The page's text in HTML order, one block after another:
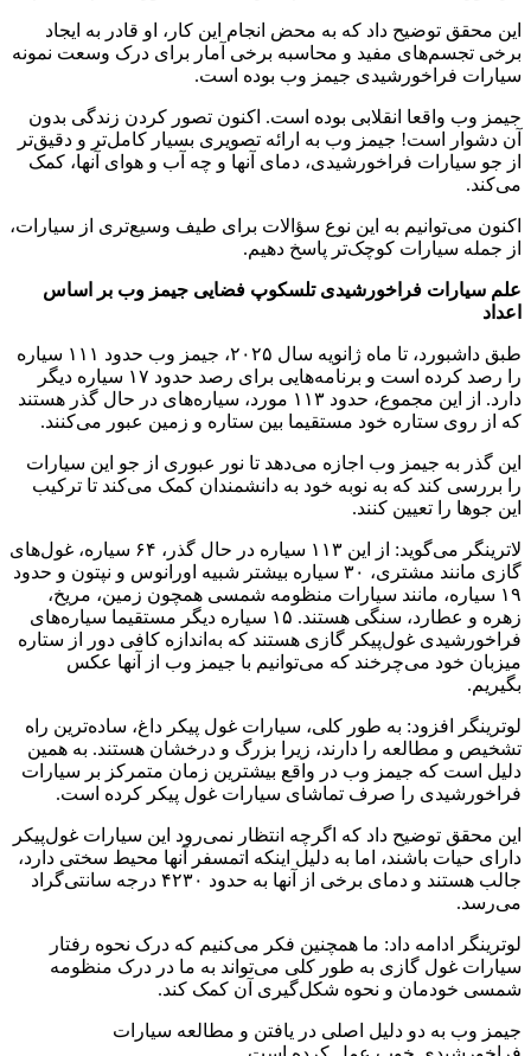
این محقق توضیح داد که به محض انجام این کار، او قادر به ایجاد
برخی تجسم‌های مفید و محاسبه برخی آمار برای درک وسعت نمونه
سیارات فراخورشیدی جیمز وب بوده است.
جیمز وب واقعا انقلابی بوده است. اکنون تصور کردن زندگی بدون
آن دشوار است! جیمز وب به ارائه تصویری بسیار کامل‌تر و دقیق‌تر
از جو سیارات فراخورشیدی، دمای آنها و چه آب و هوای آنها، کمک
می‌کند.
اکنون می‌توانیم به این نوع سؤالات برای طیف وسیع‌تری از سیارات،
از جمله سیارات کوچک‌تر پاسخ دهیم.
علم سیارات فراخورشیدی تلسکوپ فضایی جیمز وب بر اساس
اعداد
طبق داشبورد، تا ماه ژانویه سال ۲۰۲۵، جیمز وب حدود ۱۱۱ سیاره
را رصد کرده است و برنامه‌هایی برای رصد حدود ۱۷ سیاره دیگر
دارد. از این مجموع، حدود ۱۱۳ مورد، سیاره‌های در حال گذر هستند
که از روی ستاره خود مستقیما بین ستاره و زمین عبور می‌کنند.
این گذر به جیمز وب اجازه می‌دهد تا نور عبوری از جو این سیارات
را بررسی کند که به نوبه خود به دانشمندان کمک می‌کند تا ترکیب
این جوها را تعیین کنند.
لاترینگر می‌گوید: از این ۱۱۳ سیاره در حال گذر، ۶۴ سیاره، غول‌های
گازی مانند مشتری، ۳۰ سیاره بیشتر شبیه اورانوس و نپتون و حدود
۱۹ سیاره، مانند سیارات منظومه شمسی همچون زمین، مریخ،
زهره و عطارد، سنگی هستند. ۱۵ سیاره دیگر مستقیما سیاره‌های
فراخورشیدی غول‌پیکر گازی هستند که به‌اندازه کافی دور از ستاره
میزبان خود می‌چرخند که می‌توانیم با جیمز وب از آنها عکس
بگیریم.
لوترینگر افزود: به طور کلی، سیارات غول پیکر داغ، ساده‌ترین راه
تشخیص و مطالعه را دارند، زیرا بزرگ و درخشان هستند. به همین
دلیل است که جیمز وب در واقع بیشترین زمان متمرکز بر سیارات
فراخورشیدی را صرف تماشای سیارات غول پیکر کرده است.
این محقق توضیح داد که اگرچه انتظار نمی‌رود این سیارات غول‌پیکر
دارای حیات باشند، اما به دلیل اینکه اتمسفر آنها محیط سختی دارد،
جالب هستند و دمای برخی از آنها به حدود ۴۲۳۰ درجه سانتی‌گراد
می‌رسد.
لوترینگر ادامه داد: ما همچنین فکر می‌کنیم که درک نحوه‌ رفتار
سیارات غول گازی به طور کلی می‌تواند به ما در درک منظومه
شمسی خودمان و نحوه شکل‌گیری آن کمک کند.
جیمز وب به دو دلیل اصلی در یافتن و مطالعه سیارات